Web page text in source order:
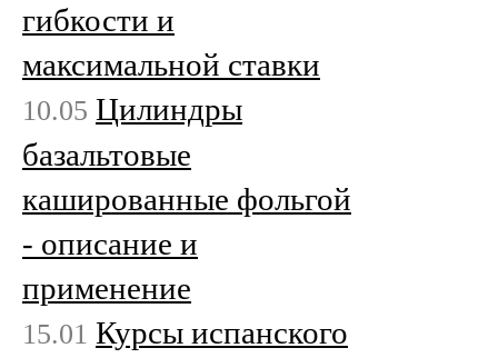
гибкости и
максимальной ставки
10.05 Цилиндры
базальтовые
кашированные фольгой
- описание и
применение
15.01 Курсы испанского